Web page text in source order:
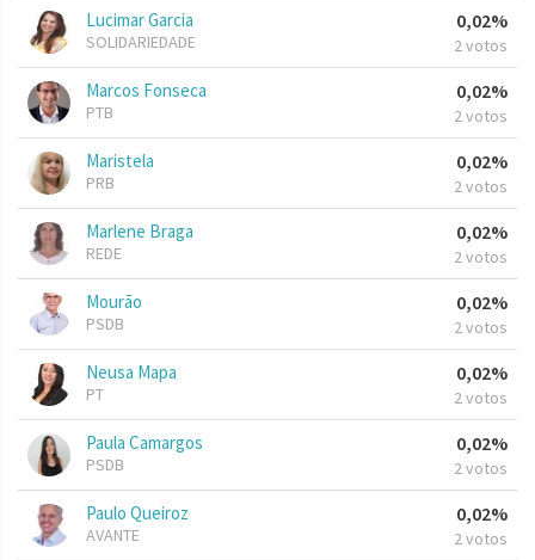
Lucimar Garcia
SOLIDARIEDADE
0,02%
2 votos
Marcos Fonseca
PTB
0,02%
2 votos
Maristela
PRB
0,02%
2 votos
Marlene Braga
REDE
0,02%
2 votos
Mourão
PSDB
0,02%
2 votos
Neusa Mapa
PT
0,02%
2 votos
Paula Camargos
PSDB
0,02%
2 votos
Paulo Queiroz
AVANTE
0,02%
2 votos